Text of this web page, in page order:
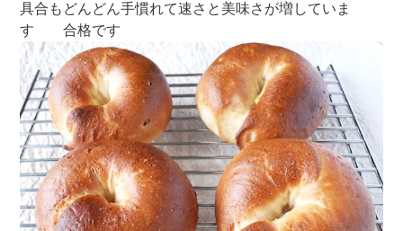
具合もどんどん手慣れて速さと美味さが増していま
す 合格です